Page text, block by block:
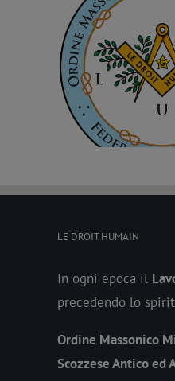
Nuova
LE DROIT HUMAIN
In ogni epoca il
precedendo lo
Ordine Massonico
Scozzese Antico ed